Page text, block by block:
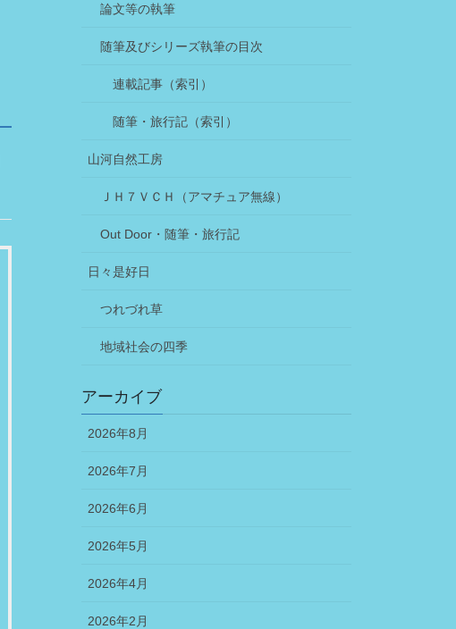
論文等の執筆
随筆及びシリーズ執筆の目次
連載記事（索引）
随筆・旅行記（索引）
山河自然工房
ＪＨ７ＶＣＨ（アマチュア無線）
Out Door・随筆・旅行記
日々是好日
つれづれ草
地域社会の四季
アーカイブ
2026年8月
2026年7月
2026年6月
2026年5月
2026年4月
2026年2月